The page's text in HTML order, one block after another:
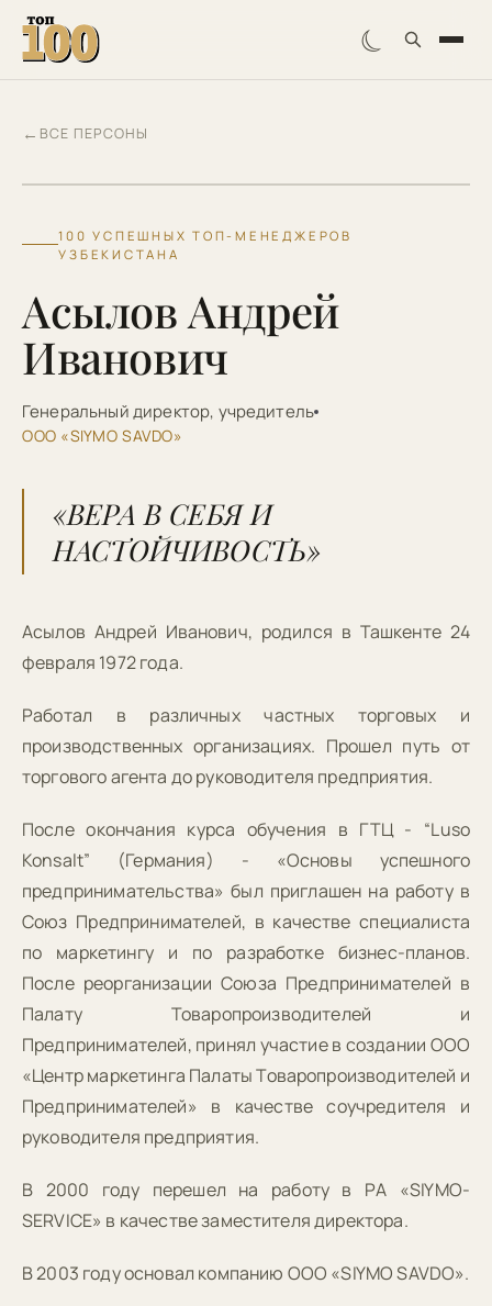
☾
← ВСЕ ПЕРСОНЫ
АА
100 УСПЕШНЫХ ТОП-МЕНЕДЖЕРОВ
УЗБЕКИСТАНА
Асылов Андрей
Иванович
Генеральный директор, учредитель
ООО «SIYMO SAVDO»
«ВЕРА В СЕБЯ И
НАСТОЙЧИВОСТЬ»
Асылов Андрей Иванович, родился в Ташкенте 24
февраля 1972 года.
Работал в различных частных торговых и
производственных организациях. Прошел путь от
торгового агента до руководителя предприятия.
После окончания курса обучения в ГТЦ - “Luso
Konsalt” (Германия) - «Основы успешного
предпринимательства» был приглашен на работу в
Союз Предпринимателей, в качестве специалиста
по маркетингу и по разработке бизнес-планов.
После реорганизации Союза Предпринимателей в
Палату Товаропроизводителей и
Предпринимателей, принял участие в создании ООО
«Центр маркетинга Палаты Товаропроизводителей и
Предпринимателей» в качестве соучредителя и
руководителя предприятия.
В 2000 году перешел на работу в РА «SIYMO-
SERVICE» в качестве заместителя директора.
В 2003 году основал компанию ООО «SIYMO SAVDO».